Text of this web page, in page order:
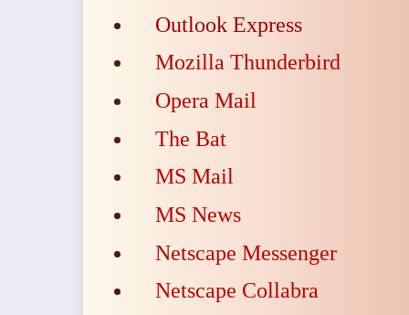
Outlook Express
Mozilla Thunderbird
Opera Mail
The Bat
MS Mail
MS News
Netscape Messenger
Netscape Collabra